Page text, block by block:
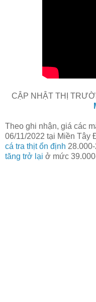
CẬP NHẬT THỊ
Theo ghi nhận, giá các
06/11/2022 tại Miền Tây
cá tra thịt ổn định
tăng trở lại ở mức